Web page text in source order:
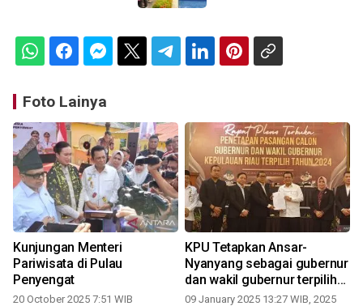
Foto Lainya
Kunjungan Menteri
Pariwisata di Pulau
Penyengat
20 October 2025 7:51 WIB
KPU Tetapkan Ansar-
Nyanyang sebagai gubernur
dan wakil gubernur terpilih
periode 2025-2030
09 January 2025 13:27 WIB, 2025